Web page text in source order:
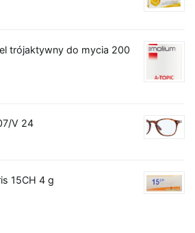
trójaktywny do mycia 200
V 24
15CH 4 g